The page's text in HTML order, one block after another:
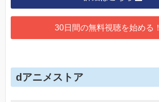
30日間の無料視聴を始める！
dアニメストア